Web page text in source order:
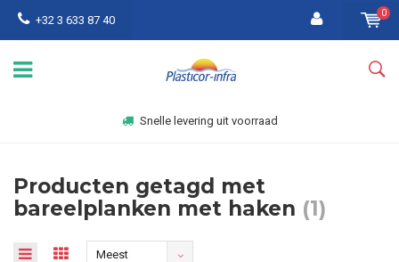
+32 3 633 87 40
0
Snelle levering uit voorraad
Producten getagd met
bareelplanken met haken (1)
Meest